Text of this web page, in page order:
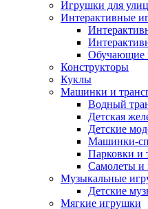
Игрушки для
Интерактивные
Обучающие
Конструкторы
Куклы
Машинки и
Водный
Детская
Детские
Машинки-
Парковки и
Самолеты и
Музыкальные
Детские
Мягкие игрушки